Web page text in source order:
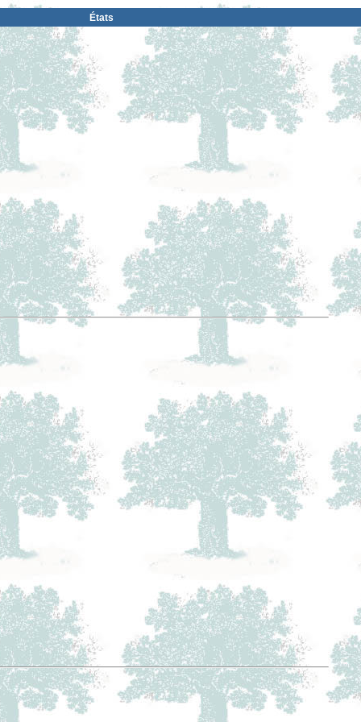
États